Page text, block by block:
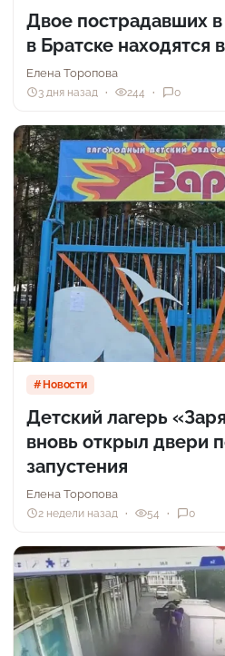
Двое пострадавших
в Братске находятся
Елена Торопова
3 дня назад 244 0
Новости
Детский лагерь
вновь открыл двери
запустения
Елена Торопова
2 недели назад 54 0